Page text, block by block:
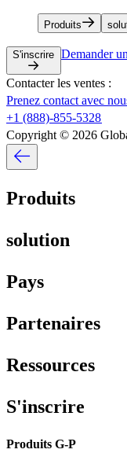
Produits​​
S'inscrire​​ Demander
Contacter les ventes :​​
Prenez contact avec
+1 (888)-855-5328​​
Copyright © 2026
Produits​​
solution​​
Pays​​
Partenaires​​
Ressources​​
S'inscrire​​
Produits G-P​​